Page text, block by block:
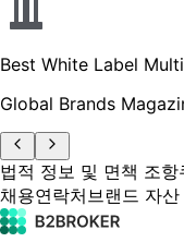
Best White Label
Global Brands
법적 정보 및 면책 조항
채용연락처 브랜드 자산